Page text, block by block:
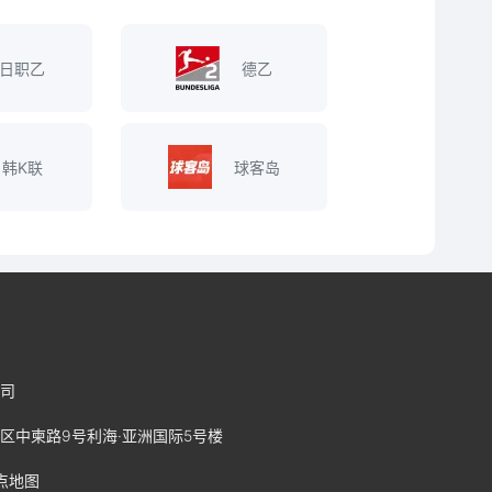
日职乙 德乙
韩K联 球客岛
中柬路9号利海·亚洲国际5号楼
地图